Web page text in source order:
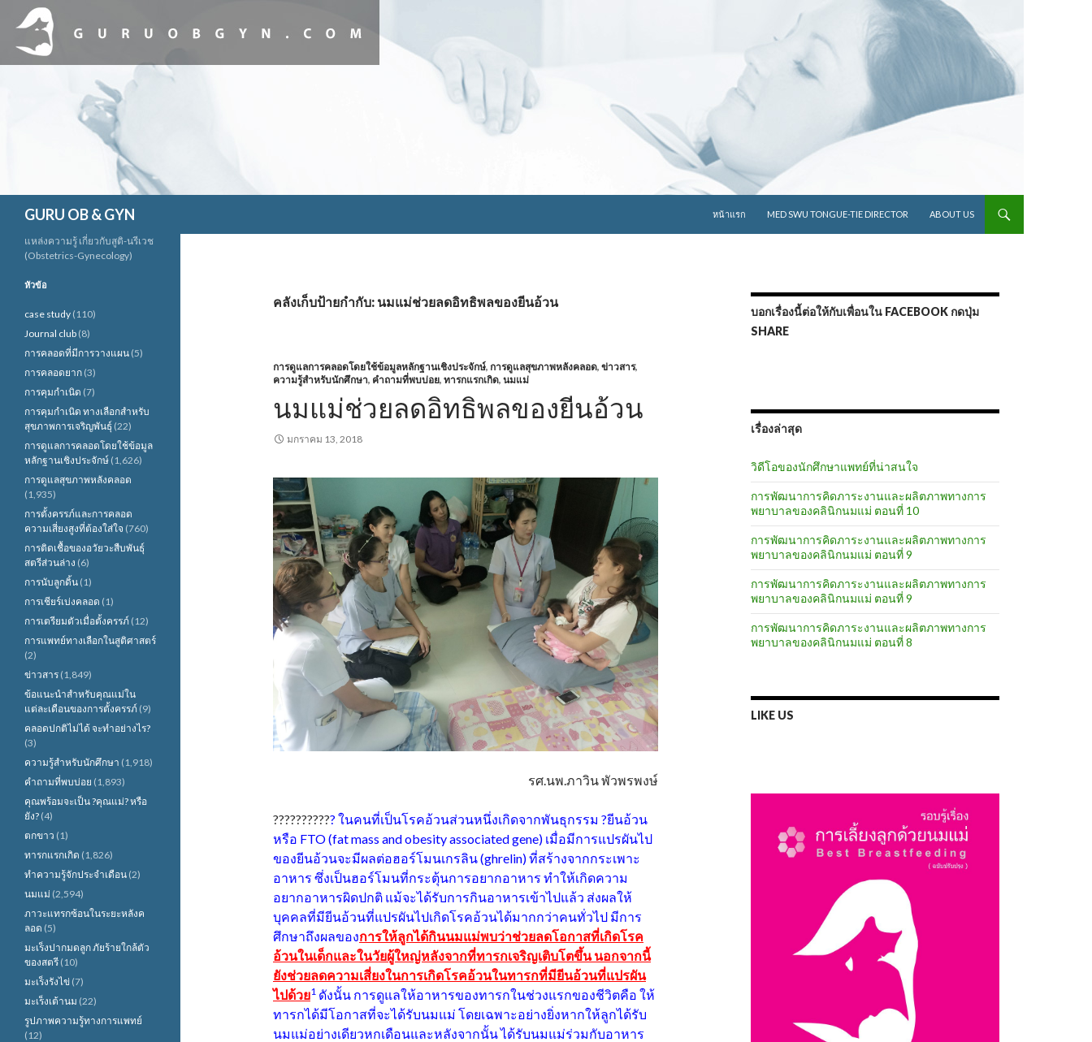
GURU OB & GYN
หน้าแรก
MED SWU TONGUE-TIE DIRECTOR ABOUT US
คลังเก็บป้ายกำกับ: นมแม่ช่วยลดอิทธิพลของยีนอ้วน
การดูแลการคลอดโดยใช้ข้อมูลหลักฐานเชิงประจักษ์, การดูแลสุขภาพหลังคลอด, ข่าวสาร,
ความรู้สำหรับนักศึกษา, คำถามที่พบบ่อย, ทารกแรกเกิด, นมแม่
นมแม่ช่วยลดอิทธิพลของยีนอ้วน
มกราคม 13, 2018
รศ.นพ.ภาวิน พัวพรพงษ์
??????????? ในคนที่เป็นโรคอ้วนส่วนหนึ่งเกิดจากพันธุกรรม ?ยีนอ้วน
หรือ FTO (fat mass and obesity associated gene) เมื่อมีการแปรผันไป
ของยีนอ้วนจะมีผลต่อฮอร์โมนเกรลิน (ghrelin) ที่สร้างจากกระเพาะ
อาหาร ซึ่งเป็นฮอร์โมนที่กระตุ้นการอยากอาหาร ทำให้เกิดความ
อยากอาหารผิดปกติ แม้จะได้รับการกินอาหารเข้าไปแล้ว ส่งผลให้
บุคคลที่มียีนอ้วนที่แปรผันไปเกิดโรคอ้วนได้มากกว่าคนทั่วไป มีการ
ศึกษาถึงผลของการให้ลูกได้กินนมแม่พบว่าช่วยลดโอกาสที่เกิดโรค
อ้วนในเด็กและในวัยผู้ใหญ่หลังจากที่ทารกเจริญเติบโตขึ้น นอกจากนี้
ยังช่วยลดความเสี่ยงในการเกิดโรคอ้วนในทารกที่มียีนอ้วนที่แปรผัน
ไปด้วย1 ดังนั้น การดูแลให้อาหารของทารกในช่วงแรกของชีวิตคือ ให้
ทารกได้มีโอกาสที่จะได้รับนมแม่ โดยเฉพาะอย่างยิ่งหากให้ลูกได้รับ
นมแม่อย่างเดียวหกเดือนและหลังจากนั้น ได้รับนมแม่ร่วมกับอาหาร
บอกเรื่องนี้ต่อให้กับเพื่อนใน FACEBOOK กดปุ่ม
SHARE
เรื่องล่าสุด
วิดีโอของนักศึกษาแพทย์ที่น่าสนใจ
การพัฒนาการคิดภาระงานและผลิตภาพทางการ
พยาบาลของคลินิกนมแม่ ตอนที่ 10
การพัฒนาการคิดภาระงานและผลิตภาพทางการ
พยาบาลของคลินิกนมแม่ ตอนที่ 9
การพัฒนาการคิดภาระงานและผลิตภาพทางการ
พยาบาลของคลินิกนมแม่ ตอนที่ 9
การพัฒนาการคิดภาระงานและผลิตภาพทางการ
พยาบาลของคลินิกนมแม่ ตอนที่ 8
LIKE US
แหล่งความรู้ เกี่ยวกับสูติ-นรีเวช
(Obstetrics-Gynecology)
หัวข้อ
case study (110)
Journal club (8)
การคลอดที่มีการวางแผน (5)
การคลอดยาก (3)
การคุมกำเนิด (7)
การคุมกำเนิด ทางเลือกสำหรับ
สุขภาพการเจริญพันธุ์ (22)
การดูแลการคลอดโดยใช้ข้อมูล
หลักฐานเชิงประจักษ์ (1,626)
การดูแลสุขภาพหลังคลอด
(1,935)
การตั้งครรภ์และการคลอด
ความเสี่ยงสูงที่ต้องใส่ใจ (760)
การติดเชื้อของอวัยวะสืบพันธุ์
สตรีส่วนล่าง (6)
การนับลูกดิ้น (1)
การเชียร์เบ่งคลอด (1)
การเตรียมตัวเมื่อตั้งครรภ์ (12)
การแพทย์ทางเลือกในสูติศาสตร์
(2)
ข่าวสาร (1,849)
ข้อแนะนำสำหรับคุณแม่ใน
แต่ละเดือนของการตั้งครรภ์ (9)
คลอดปกติไม่ได้ จะทำอย่างไร?
(3)
ความรู้สำหรับนักศึกษา (1,918)
คำถามที่พบบ่อย (1,893)
คุณพร้อมจะเป็น ?คุณแม่? หรือ
ยัง? (4)
ตกขาว (1)
ทารกแรกเกิด (1,826)
ทำความรู้จักประจำเดือน (2)
นมแม่ (2,594)
ภาวะแทรกซ้อนในระยะหลังค
ลอด (5)
มะเร็งปากมดลูก ภัยร้ายใกล้ตัว
ของสตรี (10)
มะเร็งรังไข่ (7)
มะเร็งเต้านม (22)
รูปภาพความรู้ทางการแพทย์
(12)